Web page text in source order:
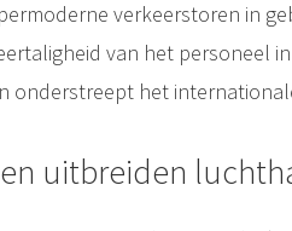
verkeerstoren in
van het personeel
onderstreept het
uitbreiden